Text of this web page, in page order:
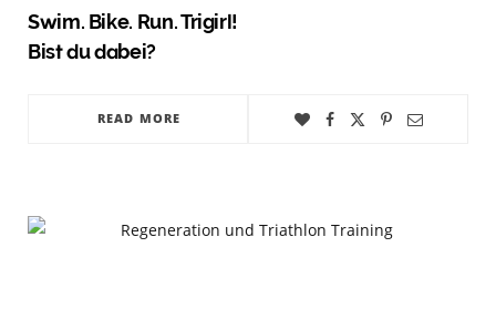
Swim. Bike. Run. Trigirl!
Bist du dabei?
READ MORE